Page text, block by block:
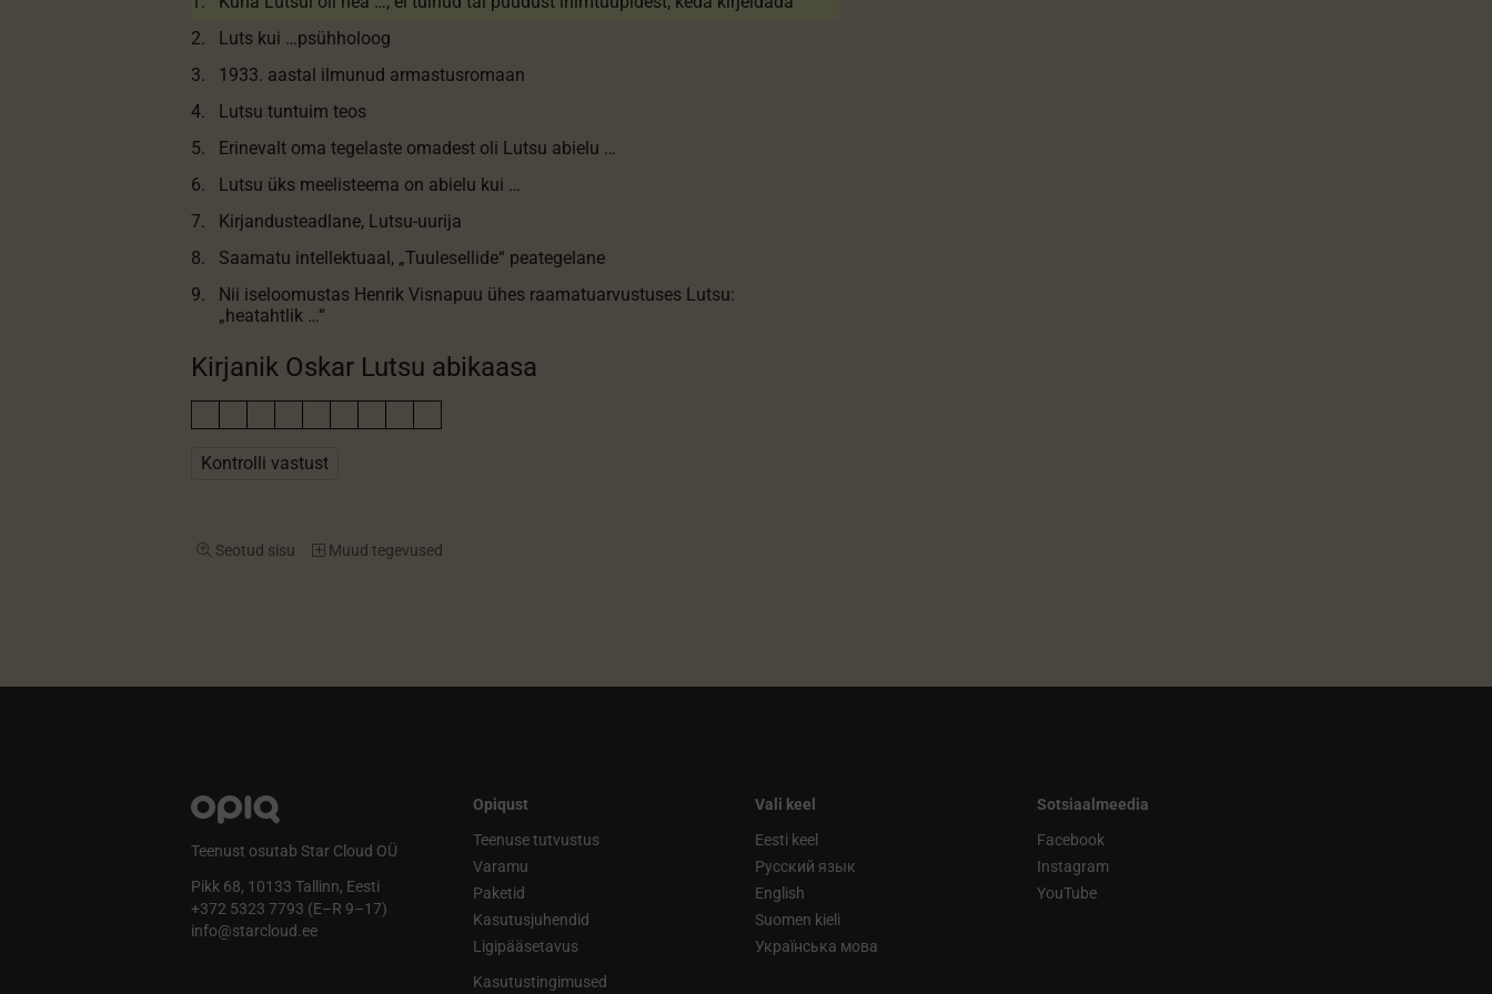
2.
Luts kui …psühholoog
3.
1933. aastal ilmunud armastusromaan
4.
Lutsu tuntuim teos
5.
Erinevalt oma tegelaste omadest oli Lutsu abielu …
6.
Lutsu üks meelisteema on abielu kui …
7.
Kirjandusteadlane, Lutsu-uurija
8.
Saamatu intellektuaal, „Tuulesellide“ peategelane
9.
Nii iseloomustas Henrik Visnapuu ühes raamatuarvustuses Lutsu:
„heatahtlik …“
Kirjanik Oskar Lutsu abikaasa
Kontrolli vastust
Seotud sisu Muud tegevused
Teenust osutab Star Cloud OÜ
Pikk 68, 10133 Tallinn, Eesti
+372 5323 7793 (E–R 9–17)
info@starcloud.ee
Opiqust
Teenuse tutvustus
Varamu
Paketid
Kasutusjuhendid
Ligipääsetavus
Kasutustingimused
Vali keel
Eesti keel
Русский язык
English
Suomen kieli
Українська мова
Sotsiaalmeedia
Facebook
Instagram
YouTube